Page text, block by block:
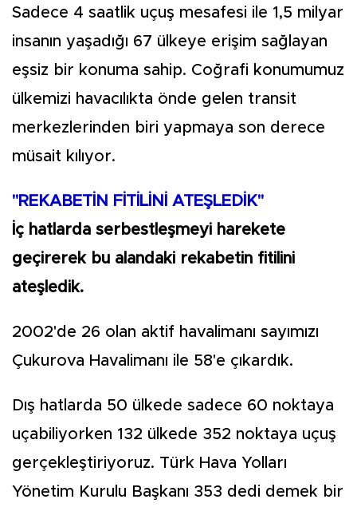
Sadece 4 saatlik uçuş mesafesi ile 1,5 milyar
insanın yaşadığı 67 ülkeye erişim sağlayan
eşsiz bir konuma sahip. Coğrafi konumumuz
ülkemizi havacılıkta önde gelen transit
merkezlerinden biri yapmaya son derece
müsait kılıyor.
"REKABETİN FİTİLİNİ ATEŞLEDİK"
İç hatlarda serbestleşmeyi harekete
geçirerek bu alandaki rekabetin fitilini
ateşledik.
2002'de 26 olan aktif havalimanı sayımızı
Çukurova Havalimanı ile 58'e çıkardık.
Dış hatlarda 50 ülkede sadece 60 noktaya
uçabiliyorken 132 ülkede 352 noktaya uçuş
gerçekleştiriyoruz. Türk Hava Yolları
Yönetim Kurulu Başkanı 353 dedi demek bir